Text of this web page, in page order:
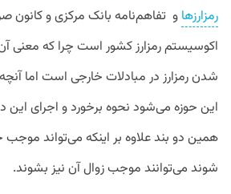
رمزارزها و تفاهم‌نامه بانک مرکزی و کانون
اکوسیستمرمزارزکشور است چرا که معنی
شدنرمزارز در مبادلات خارجی است اما آنچه
این حوزه می‌شود نحوه برخوردو اجرای این
همین دو بندعلاوه بر اینکه می‌تواند موجب
شوند می‌توانند موجبزوالآن نیز بشوند.